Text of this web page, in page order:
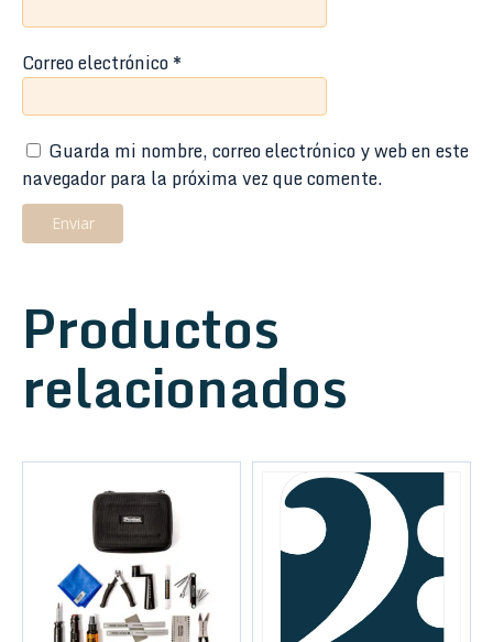
Correo electrónico*
Guarda mi nombre, correo electrónico y web en este
navegador para la próxima vez que comente.
Productos
relacionados